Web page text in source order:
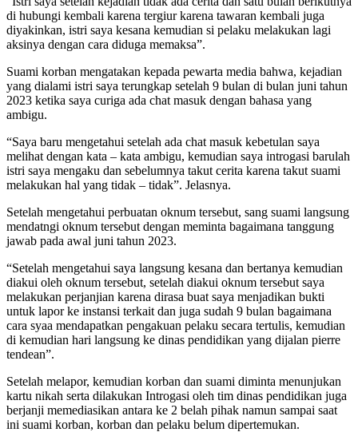
di hubungi kembali karena tergiur karena tawaran kembali juga
diyakinkan, istri saya kesana kemudian si pelaku melakukan lagi
aksinya dengan cara diduga memaksa”.
Suami korban mengatakan kepada pewarta media bahwa, kejadian
yang dialami istri saya terungkap setelah 9 bulan di bulan juni tahun
2023 ketika saya curiga ada chat masuk dengan bahasa yang
ambigu.
“Saya baru mengetahui setelah ada chat masuk kebetulan saya
melihat dengan kata – kata ambigu, kemudian saya introgasi barulah
istri saya mengaku dan sebelumnya takut cerita karena takut suami
melakukan hal yang tidak – tidak”. Jelasnya.
Setelah mengetahui perbuatan oknum tersebut, sang suami langsung
mendatngi oknum tersebut dengan meminta bagaimana tanggung
jawab pada awal juni tahun 2023.
“Setelah mengetahui saya langsung kesana dan bertanya kemudian
diakui oleh oknum tersebut, setelah diakui oknum tersebut saya
melakukan perjanjian karena dirasa buat saya menjadikan bukti
untuk lapor ke instansi terkait dan juga sudah 9 bulan bagaimana
cara syaa mendapatkan pengakuan pelaku secara tertulis, kemudian
di kemudian hari langsung ke dinas pendidikan yang dijalan pierre
tendean”.
Setelah melapor, kemudian korban dan suami diminta menunjukan
kartu nikah serta dilakukan Introgasi oleh tim dinas pendidikan juga
berjanji memediasikan antara ke 2 belah pihak namun sampai saat
ini suami korban, korban dan pelaku belum dipertemukan.